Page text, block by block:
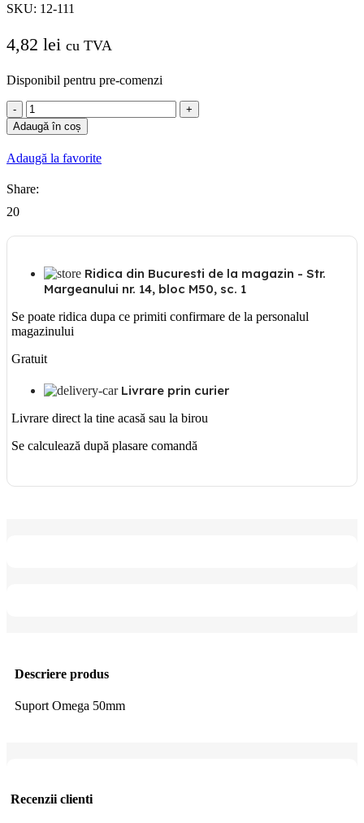
SKU: 12-111
4,82 lei cu TVA
Disponibil pentru pre-comenzi
Cantitate
Suport
Omega
50mm
Adaugă în coș
Adaugă la favorite
Share:
20
Ridica din Bucuresti de la magazin - Str.
Margeanului nr. 14, bloc M50, sc. 1
Se poate ridica dupa ce primiti confirmare de la personalul
magazinului
Gratuit
Livrare prin curier
Livrare direct la tine acasă sau la birou
Se calculează după plasare comandă
Descriere produs
Suport Omega 50mm
Recenzii clienti